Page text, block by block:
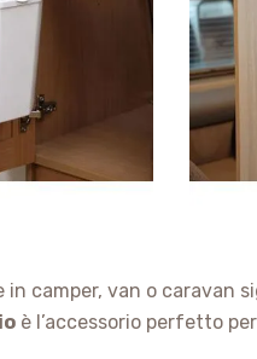
in camper, van o caravan
è l’accessorio perfetto